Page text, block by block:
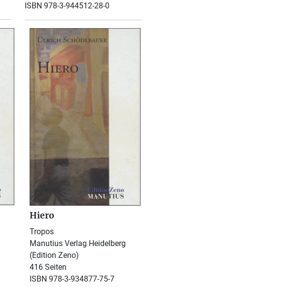
ISBN 978-3-944512-28-0
Hiero
Tropos
Manutius Verlag Heidelberg
(Edition Zeno)
416 Seiten
ISBN 978-3-934877-75-7